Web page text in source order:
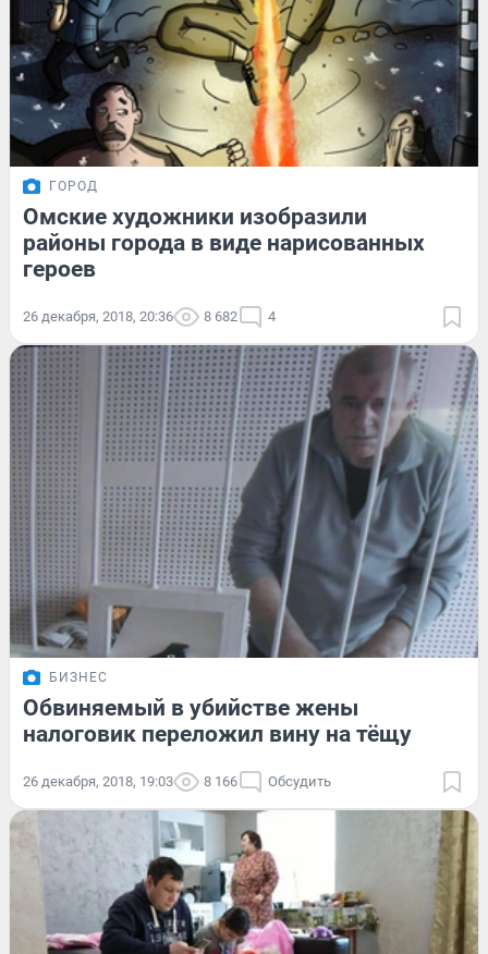
ГОРОД
Омские художники изобразили
районы города в виде нарисованных
героев
26 декабря, 2018, 20:36 8 682 4
БИЗНЕС
Обвиняемый в убийстве жены
налоговик переложил вину на тёщу
26 декабря, 2018, 19:03 8 166 Обсудить